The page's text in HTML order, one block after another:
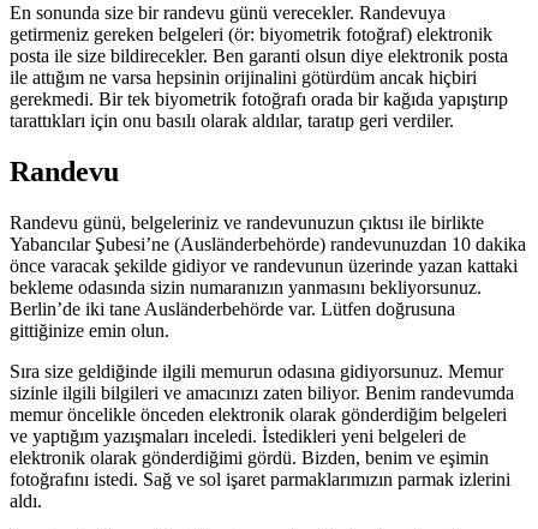
En sonunda size bir randevu günü verecekler. Randevuya
getirmeniz gereken belgeleri (ör: biyometrik fotoğraf) elektronik
posta ile size bildirecekler. Ben garanti olsun diye elektronik posta
ile attığım ne varsa hepsinin orijinalini götürdüm ancak hiçbiri
gerekmedi. Bir tek biyometrik fotoğrafı orada bir kağıda yapıştırıp
tarattıkları için onu basılı olarak aldılar, taratıp geri verdiler.
Randevu
Randevu günü, belgeleriniz ve randevunuzun çıktısı ile birlikte
Yabancılar Şubesi’ne (Ausländerbehörde) randevunuzdan 10 dakika
önce varacak şekilde gidiyor ve randevunun üzerinde yazan kattaki
bekleme odasında sizin numaranızın yanmasını bekliyorsunuz.
Berlin’de iki tane Ausländerbehörde var. Lütfen doğrusuna
gittiğinize emin olun.
Sıra size geldiğinde ilgili memurun odasına gidiyorsunuz. Memur
sizinle ilgili bilgileri ve amacınızı zaten biliyor. Benim randevumda
memur öncelikle önceden elektronik olarak gönderdiğim belgeleri
ve yaptığım yazışmaları inceledi. İstedikleri yeni belgeleri de
elektronik olarak gönderdiğimi gördü. Bizden, benim ve eşimin
fotoğrafını istedi. Sağ ve sol işaret parmaklarımızın parmak izlerini
aldı.